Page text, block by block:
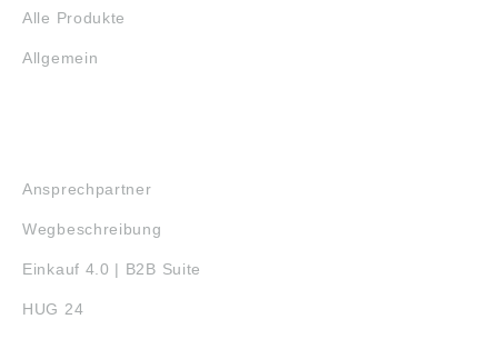
Alle Produkte
Allgemein
Ansprechpartner
Wegbeschreibung
Einkauf 4.0 | B2B Suite
HUG 24